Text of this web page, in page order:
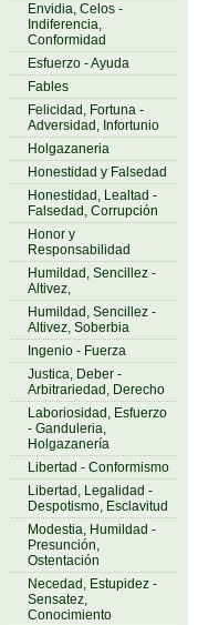
Envidia, Celos -
Indiferencia,
Conformidad
Esfuerzo - Ayuda
Fables
Felicidad, Fortuna -
Adversidad, Infortunio
Holgazaneria
Honestidad y Falsedad
Honestidad, Lealtad -
Falsedad, Corrupción
Honor y
Responsabilidad
Humildad, Sencillez -
Altivez,
Humildad, Sencillez -
Altivez, Soberbia
Ingenio - Fuerza
Justica, Deber -
Arbitrariedad, Derecho
Laboriosidad, Esfuerzo
- Ganduleria,
Holgazanería
Libertad - Conformismo
Libertad, Legalidad -
Despotismo, Esclavitud
Modestia, Humildad -
Presunción,
Ostentación
Necedad, Estupidez -
Sensatez,
Conocimiento